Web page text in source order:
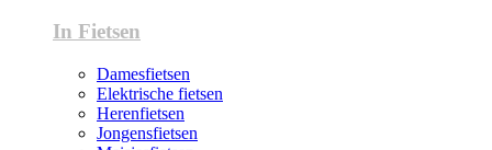
In Fietsen
Damesfietsen
Elektrische fietsen
Herenfietsen
Jongensfietsen